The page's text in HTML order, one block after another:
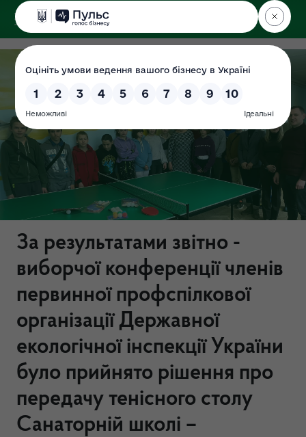
ДЕРЖЕКОІНСПЕКЦІЯ
За результатами звітно -
виборчої конференції членів
первинної профспілкової
організації Державної
екологічної інспекції України
було прийнято рішення про
передачу тенісного столу
Санаторній школі –